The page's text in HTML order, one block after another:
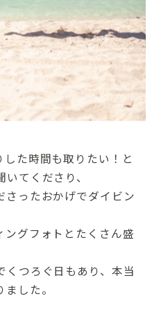
た時間も取りたい！と
てくださり、
さったおかげでダイビン
ングフォトとたくさん盛
くつろぐ日もあり、本当
した。